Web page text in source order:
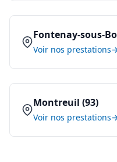
Fontenay-sous-
Voir nos prestations
Montreuil (93)
Voir nos prestations